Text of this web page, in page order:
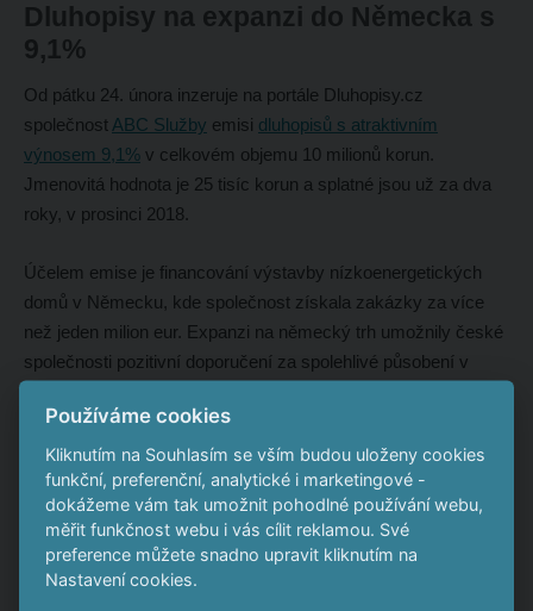
Dluhopisy na expanzi do Německa s
9,1%
Od pátku 24. února inzeruje na portále Dluhopisy.cz
společnost ABC Služby emisi dluhopisů s atraktivním
výnosem 9,1%v celkovém objemu 10 milionů korun.
Jmenovitá hodnota je 25 tisíc korun a splatné jsou už za dva
roky, v prosinci 2018.
Účelem emise je financování výstavby nízkoenergetických
domů v Německu, kde společnost získala zakázky za více
než jeden milion eur. Expanzi na německý trh umožnily české
společnosti pozitivní doporučení za spolehlivé působení v
ABC Služby působí na trhu již deset let, disponují unikátní
technologií a používají pouze ověřené a certifikované
materiály. Oblibu si získaly i díky výjimečným designovým
kouskům do domácnosti.
Používáme cookies
Kliknutím na Souhlasím se vším budou uloženy cookies
funkční, preferenční, analytické i marketingové -
dokážeme vám tak umožnit pohodlné používání webu,
měřit funkčnost webu i vás cílit reklamou. Své
preference můžete snadno upravit kliknutím na
Nastavení cookies.